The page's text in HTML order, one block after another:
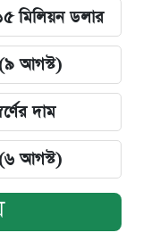
মিলিয়ন ডলার
(৯ আগস্ট)
দাম
(৬ আগস্ট)